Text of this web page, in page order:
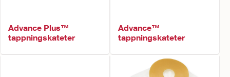
Advance Plus™
tappningskateter
Advance™
tappningskateter